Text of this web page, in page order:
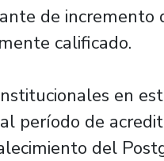
de
calificado.
en
período de
del